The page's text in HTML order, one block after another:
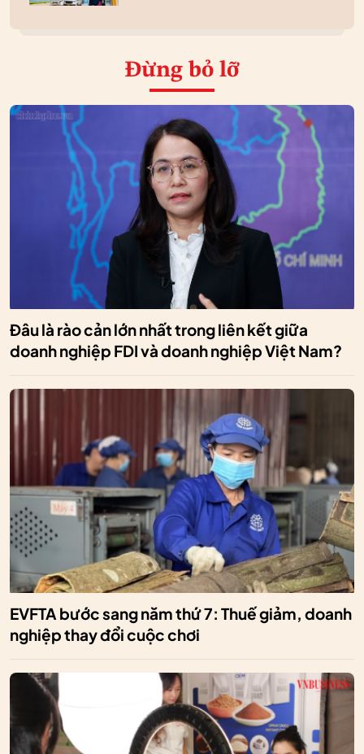
Đừng bỏ lỡ
Đâu là rào cản lớn nhất trong liên kết giữa
doanh nghiệp FDI và doanh nghiệp Việt Nam?
EVFTA bước sang năm thứ 7: Thuế giảm, doanh
nghiệp thay đổi cuộc chơi